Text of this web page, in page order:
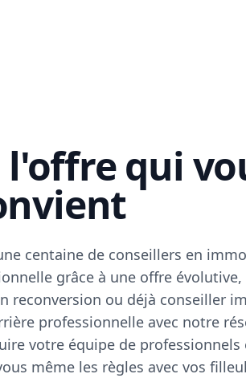
l'offre qui
centaine de conseillers en
grâce à une offre
reconversion ou déjà conseiller
professionnelle avec notre
votre équipe de
même les règles avec vos